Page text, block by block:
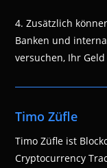
4. Zusätzlich
Banken und
versuchen, Ihr
Timo Züfle
Timo Züfle ist
Cryptocurrency